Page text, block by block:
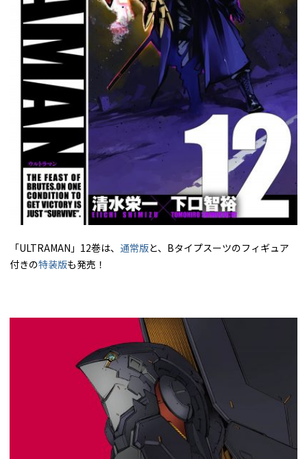
「ULTRAMAN」12巻は、 通常版と、Bタイプスーツのフィギュア
付きの特装版も発売！